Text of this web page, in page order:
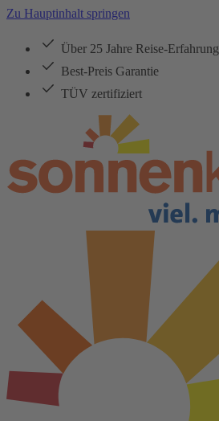
Zu Hauptinhalt springen
Über 25 Jahre Reise-Erfahrung
Best-Preis Garantie
TÜV zertifiziert